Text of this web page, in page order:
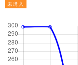
未購入